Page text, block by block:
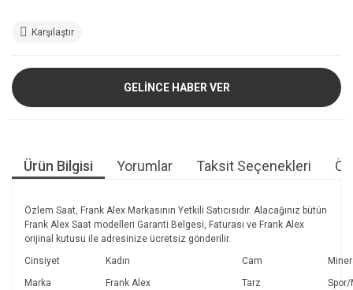
Karşılaştır
GELİNCE HABER VER
Ürün Bilgisi Yorumlar Taksit Seçenekleri
Özlem Saat, Frank Alex Markasının Yetkili Satıcısıdır. Alacağınız bütün
Frank Alex Saat modelleri Garanti Belgesi, Faturası ve Frank Alex
orijinal kutusu ile adresinize ücretsiz gönderilir.
Cinsiyet
Kadın Cam
Marka
Frank Alex Tarz